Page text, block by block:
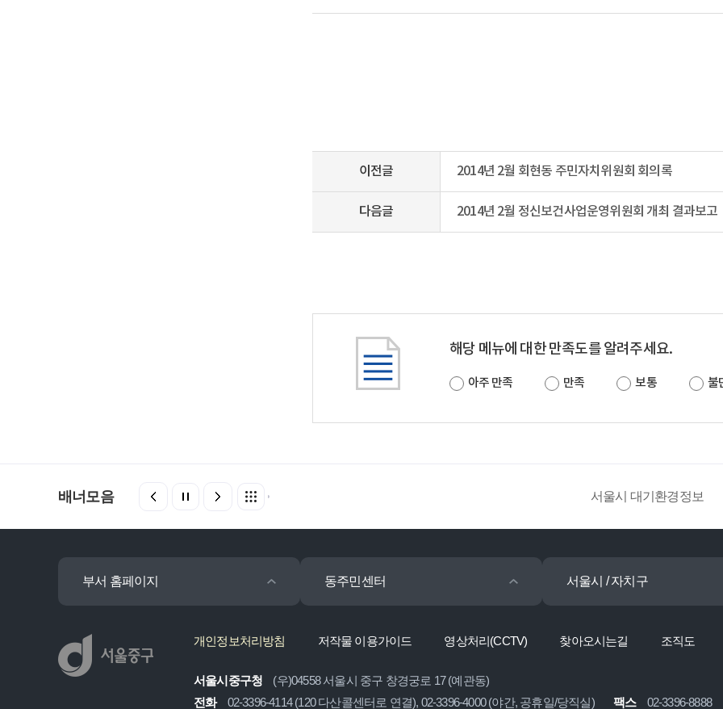
이전글 2014년 2월 회현동 주민자치위원회 회의록
다음글 2014년 2월 정신보건사업운영위원회 개최 결과보고
해당 메뉴에 대한 만족도를 알려주세요.
아주 만족 만족 보통 불
배너모음 서울시 대기환경정보
부서 홈페이지 동주민센터 서울시 / 자치구
개인정보처리방침 저작물 이용가이드 영상처리(CCTV) 찾아오시는길 조직도
서울시중구청
(우)04558 서울시 중구 창경궁로 17 (예관동)
전화
02-3396-4114 (120 다산콜센터로 연결), 02-3396-4000 (야간, 공휴일/당직실) 팩스 02-3396-8888